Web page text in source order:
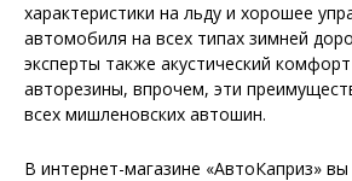
характеристики на льду и хорошее
автомобиля на всех типах зимней
эксперты также акустический
авторезины, впрочем, эти
всех мишленовских автошин.
В интернет-магазине «АвтоКаприз»